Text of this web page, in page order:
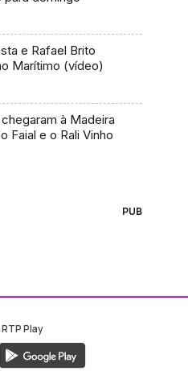
e Rafael Brito
Marítimo (vídeo)
à Madeira
Faial e o Rali Vinho
PUB
RTP Play